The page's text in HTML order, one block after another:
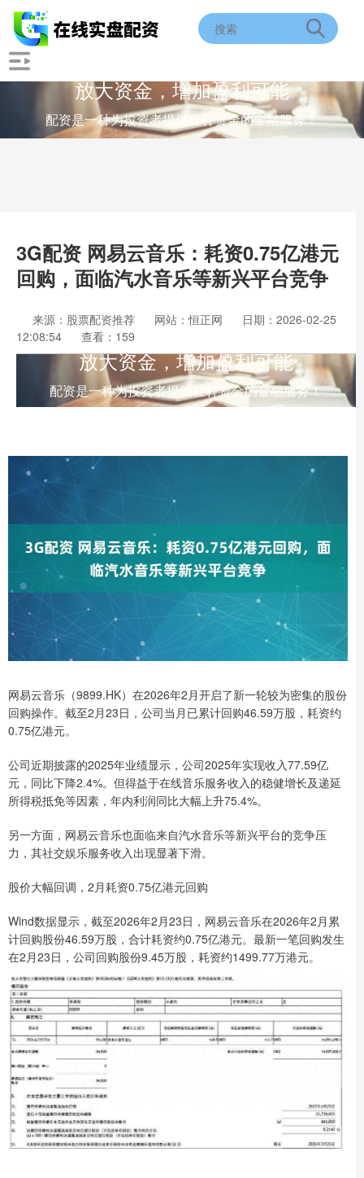
放大资金，增加盈利可能
配资是一种为投资者提供杠杆资金的金融服务！
3G配资 网易云音乐：耗资0.75亿港元
回购，面临汽水音乐等新兴平台竞争
来源：股票配资推荐 网站：恒正网
日期：2026-02-25
12:08:54
查看：159
放大资金，增加盈利可能
配资是一种为投资者提供杠杆资金的金融服务！
网易云音乐（9899.HK）在2026年2月开启了新一轮较为密集的股份
回购操作。截至2月23日，公司当月已累计回购46.59万股，耗资约
0.75亿港元。
公司近期披露的2025年业绩显示，公司2025年实现收入77.59亿
元，同比下降2.4%。但得益于在线音乐服务收入的稳健增长及递延
所得税抵免等因素，年内利润同比大幅上升75.4%。
另一方面，网易云音乐也面临来自汽水音乐等新兴平台的竞争压
力，其社交娱乐服务收入出现显著下滑。
股价大幅回调，2月耗资0.75亿港元回购
Wind数据显示，截至2026年2月23日，网易云音乐在2026年2月累
计回购股份46.59万股，合计耗资约0.75亿港元。最新一笔回购发生
在2月23日，公司回购股份9.45万股，耗资约1499.77万港元。